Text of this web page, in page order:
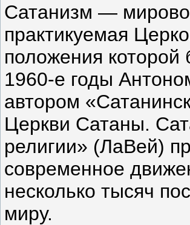
Сатанизм —
практикуемая
положения
1960-е годы
автором
Церкви Сатаны.
религии» (ЛаВей)
современное
несколько тысяч
миру.